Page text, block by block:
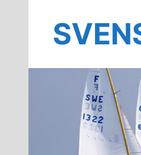
innehåll